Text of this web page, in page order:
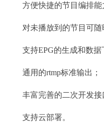
方便快捷的节目编排能
对未播放到的节目可随
支持EPG的生成和数据
通用的rtmp标准输出；
丰富完善的二次开发接
支持云部署。